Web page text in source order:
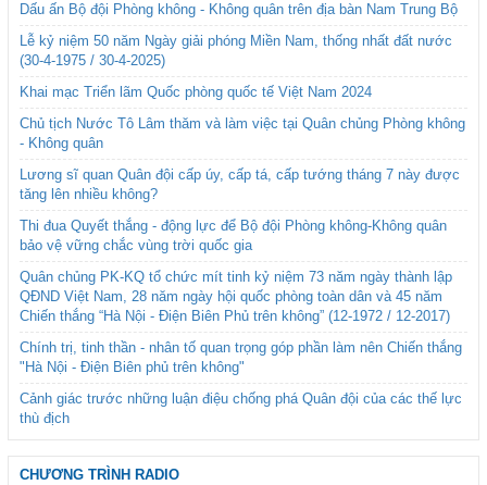
Dấu ấn Bộ đội Phòng không - Không quân trên địa bàn Nam Trung Bộ
Lễ kỷ niệm 50 năm Ngày giải phóng Miền Nam, thống nhất đất nước
(30-4-1975 / 30-4-2025)
Khai mạc Triển lãm Quốc phòng quốc tế Việt Nam 2024
Chủ tịch Nước Tô Lâm thăm và làm việc tại Quân chủng Phòng không
- Không quân
Lương sĩ quan Quân đội cấp úy, cấp tá, cấp tướng tháng 7 này được
tăng lên nhiều không?
Thi đua Quyết thắng - động lực để Bộ đội Phòng không-Không quân
bảo vệ vững chắc vùng trời quốc gia
Quân chủng PK-KQ tổ chức mít tinh kỷ niệm 73 năm ngày thành lập
QĐND Việt Nam, 28 năm ngày hội quốc phòng toàn dân và 45 năm
Chiến thắng “Hà Nội - Điện Biên Phủ trên không” (12-1972 / 12-2017)
Chính trị, tinh thần - nhân tố quan trọng góp phần làm nên Chiến thắng
"Hà Nội - Điện Biên phủ trên không"
Cảnh giác trước những luận điệu chống phá Quân đội của các thế lực
thù địch
CHƯƠNG TRÌNH RADIO